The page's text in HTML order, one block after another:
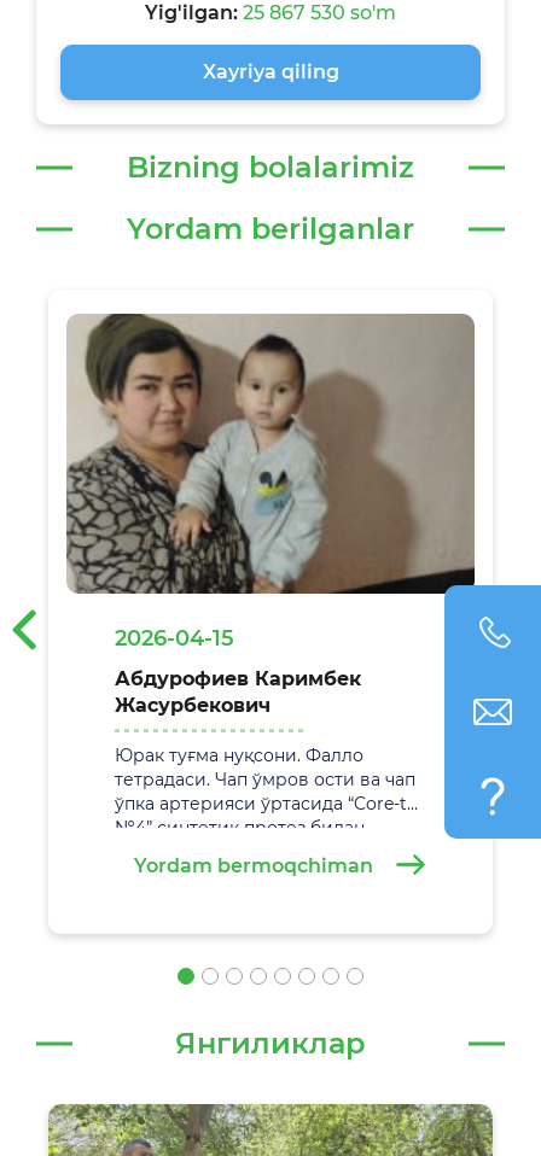
Yig'ilgan: 25 867 530 so'm
Xayriya qiling
Bizning bolalarimiz
Yordam berilganlar
2026-04-15
Абдурофиев Каримбек
Жасурбекович
Юрак туғма нуқсони. Фалло
тетрадаси. Чап ўмров ости ва чап
ўпка артерияси ўртасида “Core-tax
№4” синтетик протез билан
анастамоз қўйиш. Жаррохлик
амалиёти 29.02.2026 йилда
оширилди.
Yordam bermoqchiman
‹
Янгиликлар